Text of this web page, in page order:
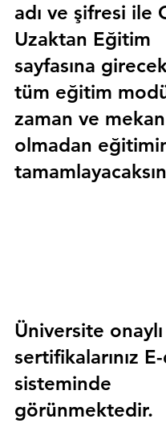
adı ve şifresi ile
Uzaktan Eğitim
sayfasına
tüm eğitim
zaman ve mekan
olmadan
Üniversite
sertifikalarınız
sisteminde
görünmektedir.